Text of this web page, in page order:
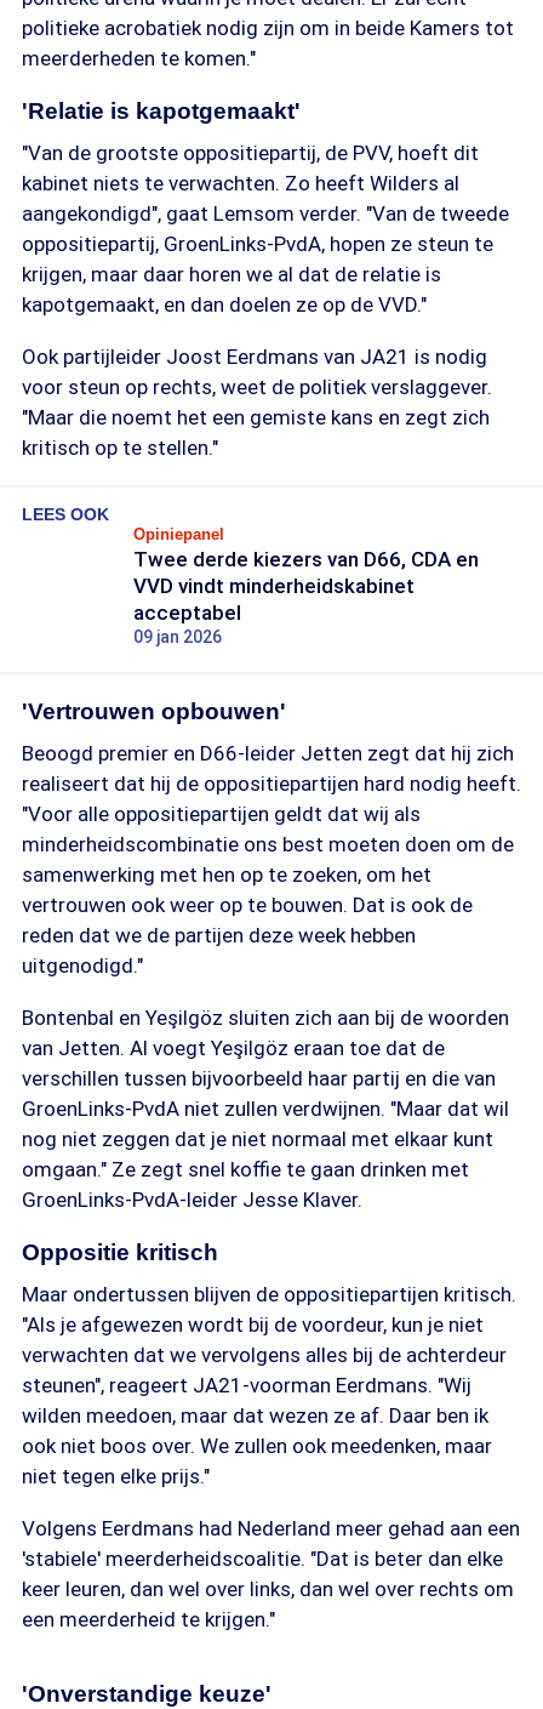
politieke acrobatiek nodig zijn om in beide Kamers tot
meerderheden te komen."
'Relatie is kapotgemaakt'
"Van de grootste oppositiepartij, de PVV, hoeft dit
kabinet niets te verwachten. Zo heeft Wilders al
aangekondigd", gaat Lemsom verder. "Van de tweede
oppositiepartij, GroenLinks-PvdA, hopen ze steun te
krijgen, maar daar horen we al dat de relatie is
kapotgemaakt, en dan doelen ze op de VVD."
Ook partijleider Joost Eerdmans van JA21 is nodig
voor steun op rechts, weet de politiek verslaggever.
"Maar die noemt het een gemiste kans en zegt zich
kritisch op te stellen."
LEES OOK
Opiniepanel
Twee derde kiezers van D66, CDA en
VVD vindt minderheidskabinet
acceptabel
09 jan 2026
'Vertrouwen opbouwen'
Beoogd premier en D66-leider Jetten zegt dat hij zich
realiseert dat hij de oppositiepartijen hard nodig heeft.
"Voor alle oppositiepartijen geldt dat wij als
minderheidscombinatie ons best moeten doen om de
samenwerking met hen op te zoeken, om het
vertrouwen ook weer op te bouwen. Dat is ook de
reden dat we de partijen deze week hebben
uitgenodigd."
Bontenbal en Yeşilgöz sluiten zich aan bij de woorden
van Jetten. Al voegt Yeşilgöz eraan toe dat de
verschillen tussen bijvoorbeeld haar partij en die van
GroenLinks-PvdA niet zullen verdwijnen. "Maar dat wil
nog niet zeggen dat je niet normaal met elkaar kunt
omgaan." Ze zegt snel koffie te gaan drinken met
GroenLinks-PvdA-leider Jesse Klaver.
Oppositie kritisch
Maar ondertussen blijven de oppositiepartijen kritisch.
"Als je afgewezen wordt bij de voordeur, kun je niet
verwachten dat we vervolgens alles bij de achterdeur
steunen", reageert JA21-voorman Eerdmans. "Wij
wilden meedoen, maar dat wezen ze af. Daar ben ik
ook niet boos over. We zullen ook meedenken, maar
niet tegen elke prijs."
Volgens Eerdmans had Nederland meer gehad aan een
'stabiele' meerderheidscoalitie. "Dat is beter dan elke
keer leuren, dan wel over links, dan wel over rechts om
een meerderheid te krijgen."
'Onverstandige keuze'